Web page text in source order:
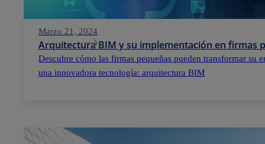
Marzo 21, 2024
Arquitectura BIM y su implementación en firmas
Descubre cómo las firmas pequeñas pueden transformar su
una innovadora tecnología: arquitectura BIM